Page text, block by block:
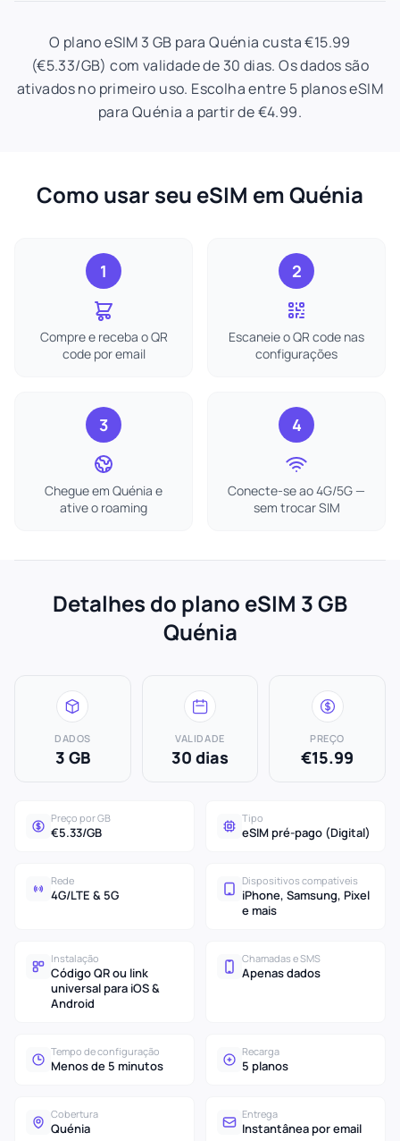
O plano eSIM 3 GB para Quénia custa €15.99
(€5.33/GB) com validade de 30 dias. Os dados são
ativados no primeiro uso. Escolha entre 5 planos eSIM
para Quénia a partir de €4.99.
Como usar seu eSIM em Quénia
1
Compre e receba o QR
code por email
2
Escaneie o QR code nas
configurações
3
Chegue em Quénia e
ative o roaming
4
Conecte-se ao 4G/5G —
sem trocar SIM
Detalhes do plano eSIM 3 GB
Quénia
DADOS
3 GB
VALIDADE
30 dias
PREÇO
€15.99
Preço por GB
€5.33/GB
Tipo
eSIM pré-pago (Digital)
Rede
4G/LTE & 5G
Dispositivos compatíveis
iPhone, Samsung, Pixel
e mais
Instalação
Código QR ou link
universal para iOS &
Android
Chamadas e SMS
Apenas dados
Tempo de configuração
Menos de 5 minutos
Recarga
5 planos
Cobertura
Quénia
Entrega
Instantânea por email